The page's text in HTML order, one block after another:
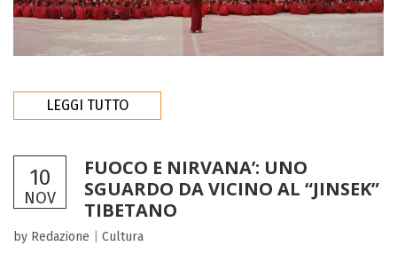
LEGGI TUTTO
10
NOV
FUOCO E NIRVANA’: UNO
SGUARDO DA VICINO AL “JINSEK”
TIBETANO
by Redazione Cultura